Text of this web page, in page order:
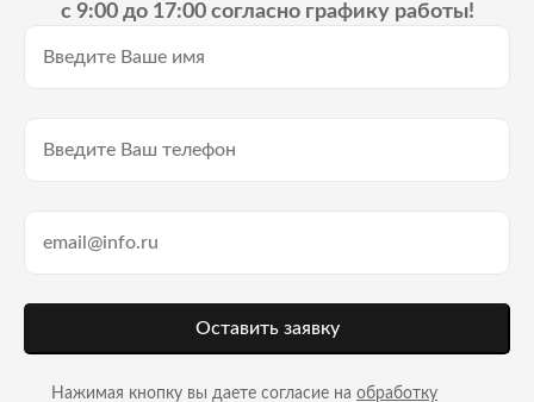
с 9:00 до 17:00 согласно графику работы!
Оставить заявку
Нажимая кнопку вы даете согласие на обработку